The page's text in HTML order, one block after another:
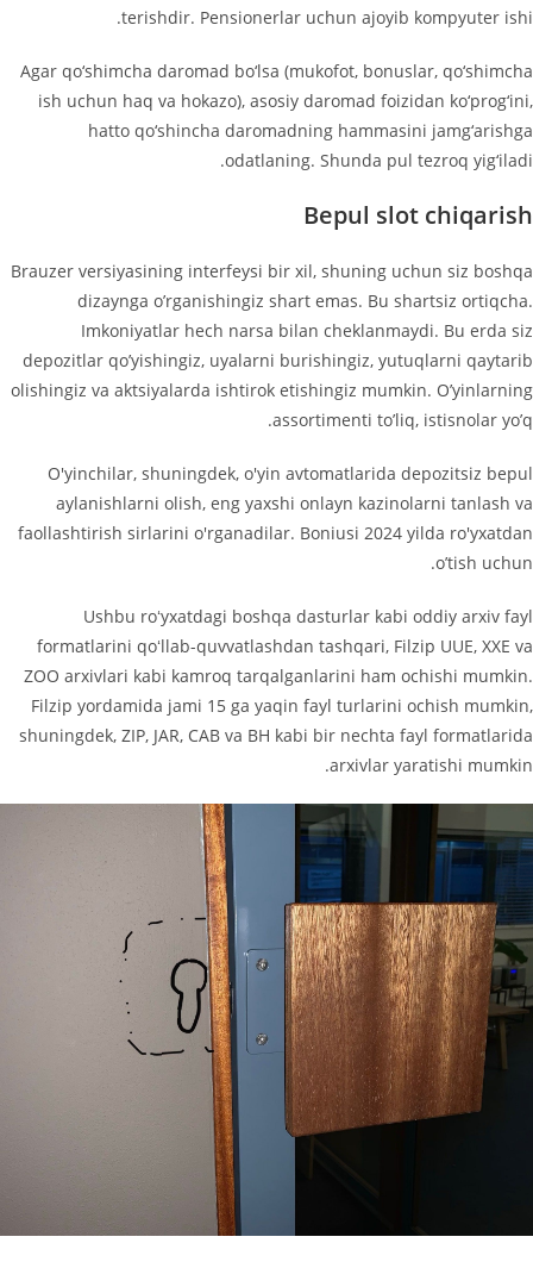
terishdir. Pensionerlar uchun ajoyib kompyuter ishi.
Agar qo‘shimcha daromad bo‘lsa (mukofot, bonuslar, qo‘shimcha
ish uchun haq va hokazo), asosiy daromad foizidan ko‘prog‘ini,
hatto qo‘shincha daromadning hammasini jamg‘arishga
odatlaning. Shunda pul tezroq yig‘iladi.
Bepul slot chiqarish
Brauzer versiyasining interfeysi bir xil, shuning uchun siz boshqa
dizaynga o’rganishingiz shart emas. Bu shartsiz ortiqcha.
Imkoniyatlar hech narsa bilan cheklanmaydi. Bu erda siz
depozitlar qo’yishingiz, uyalarni burishingiz, yutuqlarni qaytarib
olishingiz va aktsiyalarda ishtirok etishingiz mumkin. O’yinlarning
assortimenti to’liq, istisnolar yo’q.
O'yinchilar, shuningdek, o'yin avtomatlarida depozitsiz bepul
aylanishlarni olish, eng yaxshi onlayn kazinolarni tanlash va
faollashtirish sirlarini o'rganadilar. Boniusi 2024 yilda ro'yxatdan
o’tish uchun.
Ushbu roʻyxatdagi boshqa dasturlar kabi oddiy arxiv fayl
formatlarini qoʻllab-quvvatlashdan tashqari, Filzip UUE, XXE va
ZOO arxivlari kabi kamroq tarqalganlarini ham ochishi mumkin.
Filzip yordamida jami 15 ga yaqin fayl turlarini ochish mumkin,
shuningdek, ZIP, JAR, CAB va BH kabi bir nechta fayl formatlarida
arxivlar yaratishi mumkin.